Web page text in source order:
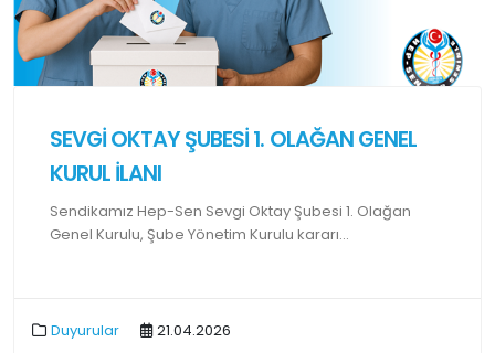
SEVGİ OKTAY ŞUBESİ 1. OLAĞAN GENEL
KURUL İLANI
Sendikamız Hep-Sen Sevgi Oktay Şubesi 1. Olağan
Genel Kurulu, Şube Yönetim Kurulu kararı...
Duyurular 21.04.2026